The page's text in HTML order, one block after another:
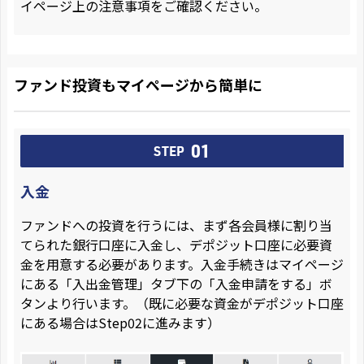
イページ上の注意事項をご確認ください。
ファンド投資もマイページから簡単に
STEP 01
入金
ファンドへの投資を行うには、まず各会員様に割り当
てられた銀行口座に入金し、デポジット口座に必要資
金を用意する必要があります。入金手続きはマイページ
にある「入出金管理」タブ下の「入金申請をする」ボ
タンより行います。（既に必要な資金がデポジット口座
にある場合はStep02に進みます）